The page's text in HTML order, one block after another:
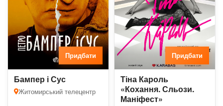
Придбати
Бампер і Сус
Житомирський телецентр
Придбати
Тіна Кароль
«Кохання. Сльози.
Маніфест»